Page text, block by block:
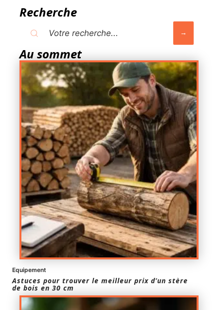
Recherche
Au sommet
Equipement
Astuces pour trouver le meilleur prix d’un stère
de bois en 30 cm